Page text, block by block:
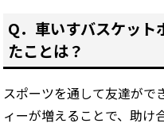
Q．車いすバスケット
たことは？
スポーツを通して友達がで
ィーが増えることで、助け